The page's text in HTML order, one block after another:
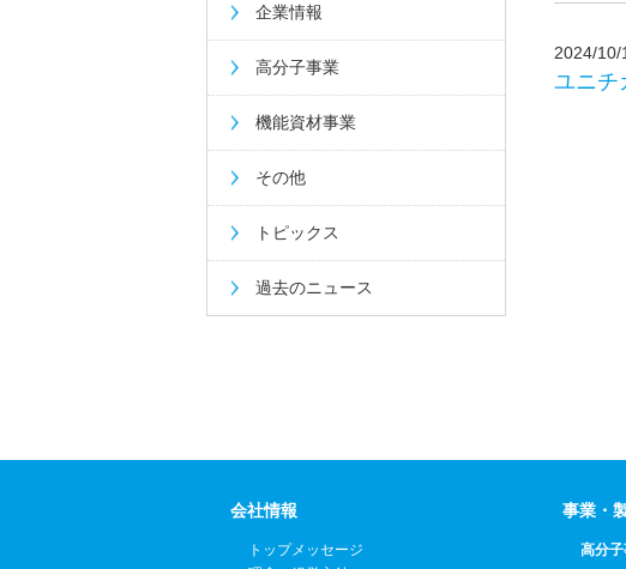
2024/10/
ユニチ
企業情報
高分子事業
機能資材事業
その他
トピックス
過去のニュース
会社情報
トップメッセージ
事業・
高分